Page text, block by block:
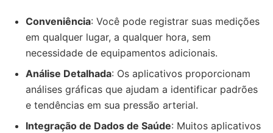
Conveniência: Você pode registrar suas medições
em qualquer lugar, a qualquer hora, sem
necessidade de equipamentos adicionais.
Análise Detalhada: Os aplicativos proporcionam
análises gráficas que ajudam a identificar padrões
e tendências em sua pressão arterial.
Integração de Dados de Saúde: Muitos aplicativos